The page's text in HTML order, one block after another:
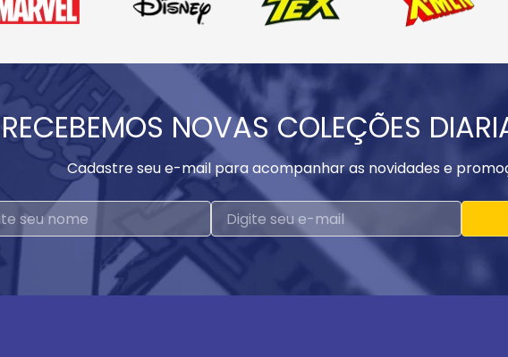
RECEBEMOS NOVAS COLEÇÕES
Cadastre seu e-mail para acompanhar as novidades e